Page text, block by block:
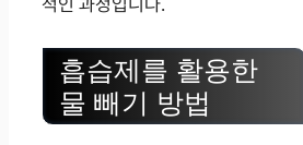
적인 과정입니다.
흡습제를 활용한
물 빼기 방법